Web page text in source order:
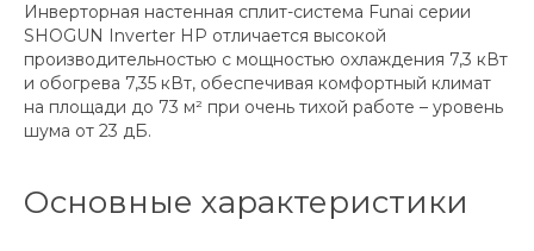
Инверторная настенная сплит-система Funai серии
SHOGUN Inverter HP отличается высокой
производительностью с мощностью охлаждения 7,3 кВт
и обогрева 7,35 кВт, обеспечивая комфортный климат
на площади до 73 м² при очень тихой работе – уровень
шума от 23 дБ.
Основные характеристики